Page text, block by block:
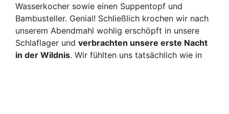
Wasserkocher sowie einen Suppentopf und
Bambusteller. Genial! Schließlich krochen wir nach
unserem Abendmahl wohlig erschöpft in unsere
Schlaflager und verbrachten unsere erste Nacht
in der Wildnis. Wir fühlten uns tatsächlich wie in